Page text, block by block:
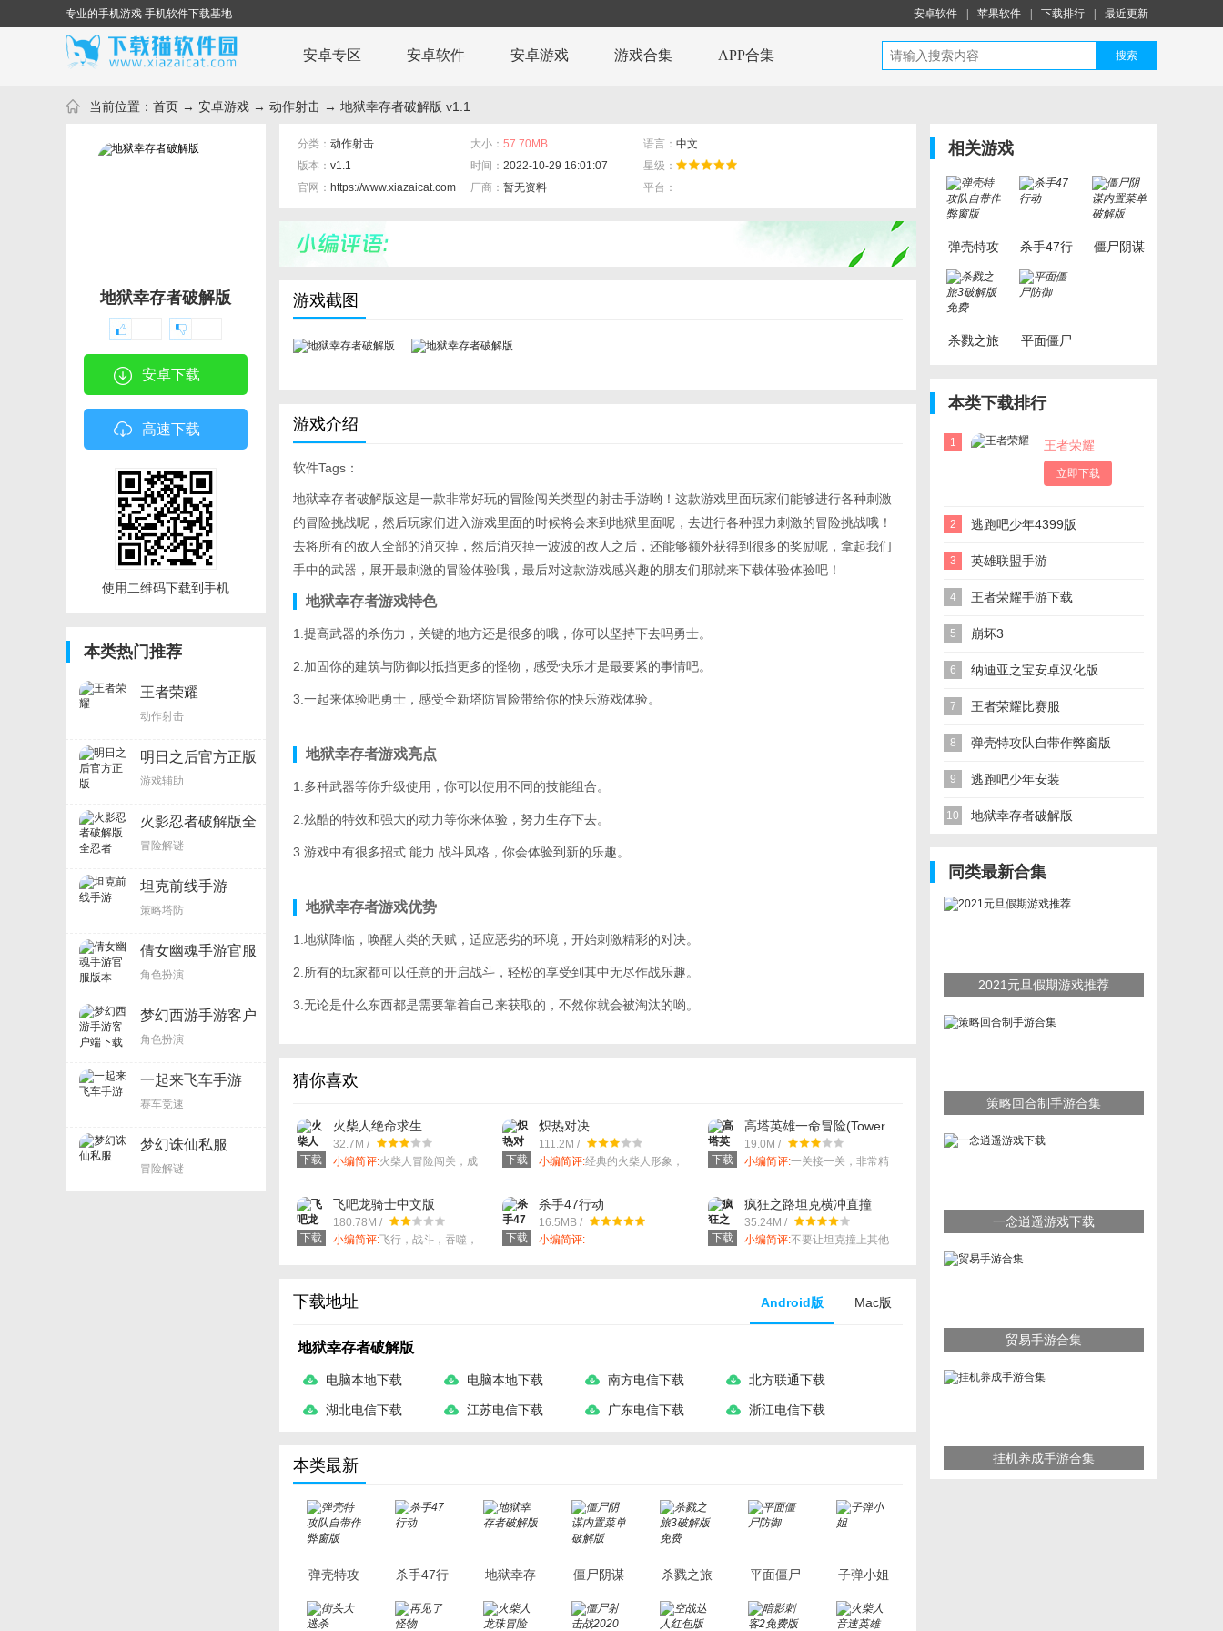
专业的手机游戏 手机软件下载基地 安卓软件 苹果软件 下载排行 最近更新
安卓专区 安卓软件 安卓游戏 游戏合集 APP合集 搜索
当前位置： 首页 → 安卓游戏 → 动作射击 → 地狱幸存者破解版 v1.1
地狱幸存者破解版
安卓下载
高速下载
使用二维码下载到手机
本类热门推荐
王者荣耀
动作射击
明日之后官方正版
游戏辅助
火影忍者破解版全
忍者
冒险解谜
坦克前线手游
策略塔防
倩女幽魂手游官服
版本
角色扮演
梦幻西游手游客户
端下载
角色扮演
一起来飞车手游
赛车竞速
梦幻诛仙私服
冒险解谜
分类： 动作射击 大小： 57.70MB 语言： 中文
版本： v1.1 时间： 2022-10-29 16:01:07
星级：
官网： https://www.xiazaicat.com 厂商： 暂无资料 平台：
游戏截图
游戏介绍
软件Tags：
地狱幸存者破解版这是一款非常好玩的冒险闯关类型的射击手游哟！这款游戏里面玩家们能够进行各种刺激
的冒险挑战呢，然后玩家们进入游戏里面的时候将会来到地狱里面呢，去进行各种强力刺激的冒险挑战哦！
去将所有的敌人全部的消灭掉，然后消灭掉一波波的敌人之后，还能够额外获得到很多的奖励呢，拿起我们
手中的武器，展开最刺激的冒险体验哦，最后对这款游戏感兴趣的朋友们那就来下载体验体验吧！
地狱幸存者游戏特色
1.提高武器的杀伤力，关键的地方还是很多的哦，你可以坚持下去吗勇士。
2.加固你的建筑与防御以抵挡更多的怪物，感受快乐才是最要紧的事情吧。
3.一起来体验吧勇士，感受全新塔防冒险带给你的快乐游戏体验。
地狱幸存者游戏亮点
1.多种武器等你升级使用，你可以使用不同的技能组合。
2.炫酷的特效和强大的动力等你来体验，努力生存下去。
3.游戏中有很多招式.能力.战斗风格，你会体验到新的乐趣。
地狱幸存者游戏优势
1.地狱降临，唤醒人类的天赋，适应恶劣的环境，开始刺激精彩的对决。
2.所有的玩家都可以任意的开启战斗，轻松的享受到其中无尽作战乐趣。
3.无论是什么东西都是需要靠着自己来获取的，不然你就会被淘汰的哟。
猜你喜欢
下载
火柴人绝命求生
32.7M /
小编简评:火柴人冒险闯关，成
下载
炽热对决
111.2M /
小编简评:经典的火柴人形象，
下载
高塔英雄一命冒险(Tower
Hero one life adventure)
19.0M /
小编简评:一关接一关，非常精
下载
飞吧龙骑士中文版
180.78M /
小编简评:飞行，战斗，吞噬，
下载
杀手47行动
16.5MB /
小编简评:
下载
疯狂之路坦克横冲直撞
35.24M /
小编简评:不要让坦克撞上其他
下载地址 Android版 Mac版
地狱幸存者破解版
电脑本地下载 电脑本地下载 南方电信下载 北方联通下载
湖北电信下载 江苏电信下载 广东电信下载 浙江电信下载
本类最新
弹壳特攻
队自带作
弊窗版
杀手47行
地狱幸存
者破解版
僵尸阴谋
内置菜单
破解版
杀戮之旅
3破解版
免费
平面僵尸
子弹小姐
相关游戏
弹壳特攻
队自带作
弊窗版
杀手47行
动
僵尸阴谋
杀戮之旅
平面僵尸
本类下载排行
1 王者荣耀
立即下载
2 逃跑吧少年4399版
3 英雄联盟手游
4 王者荣耀手游下载
5 崩坏3
6 纳迪亚之宝安卓汉化版
Treasure of Nadia
7 王者荣耀比赛服
8 弹壳特攻队自带作弊窗版
9 逃跑吧少年安装
10 地狱幸存者破解版
同类最新合集
2021元旦假期游戏推荐
策略回合制手游合集
一念逍遥游戏下载
贸易手游合集
挂机养成手游合集